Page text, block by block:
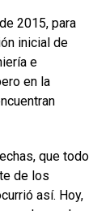
2015, para
inicial de
e
en la
que todo
de los
así. Hoy,